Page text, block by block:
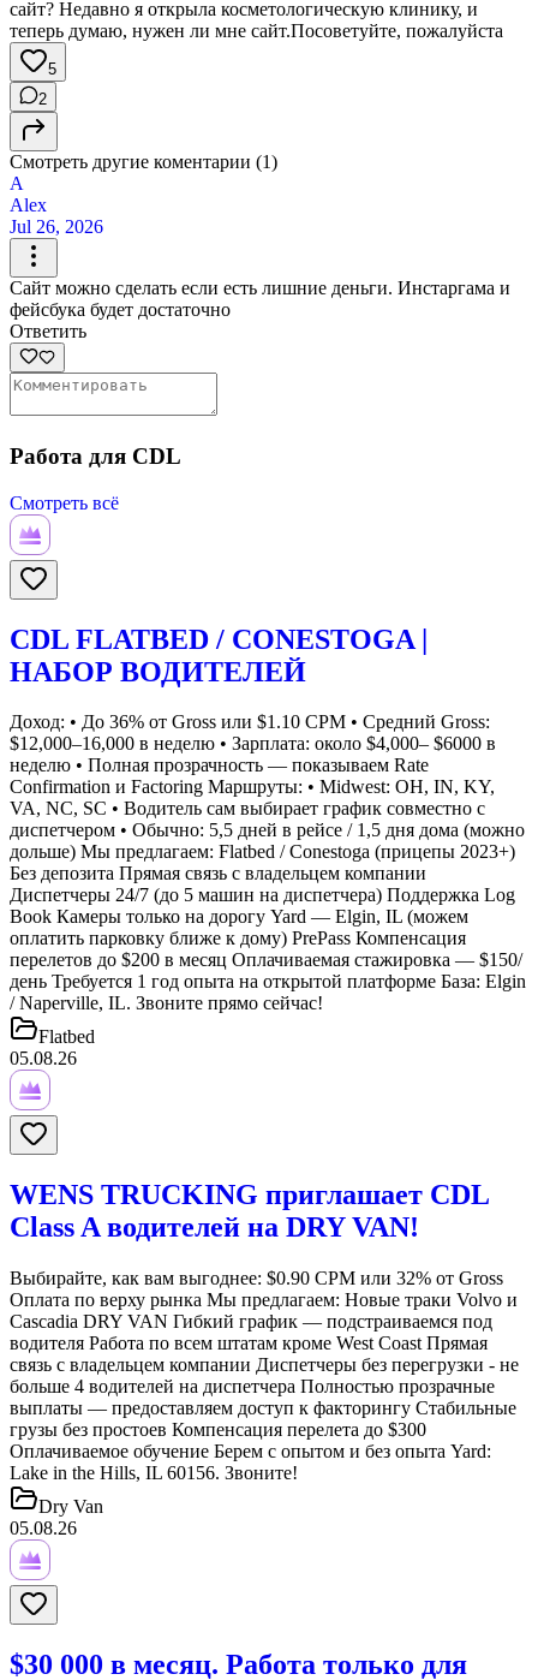
сайт? Недавно я открыла косметологическую клинику, и
теперь думаю, нужен ли мне сайт.Посоветуйте, пожалуйста
5
2
Смотреть другие коментарии (1)
A
Alex
Jul 26, 2026
Сайт можно сделать если есть лишние деньги. Инстаргама и
фейсбука будет достаточно
Ответить
Работа для CDL
Смотреть всё
CDL FLATBED / CONESTOGA |
НАБОР ВОДИТЕЛЕЙ
Доход: • До 36% от Gross или $1.10 CPM • Средний Gross:
$12,000–16,000 в неделю • Зарплата: около $4,000– $6000 в
неделю • Полная прозрачность — показываем Rate
Confirmation и Factoring Маршруты: • Midwest: OH, IN, KY,
VA, NC, SC • Водитель сам выбирает график совместно с
диспетчером • Обычно: 5,5 дней в рейсе / 1,5 дня дома (можно
дольше) Мы предлагаем: Flatbed / Conestoga (прицепы 2023+)
Без депозита Прямая связь с владельцем компании
Диспетчеры 24/7 (до 5 машин на диспетчера) Поддержка Log
Book Камеры только на дорогу Yard — Elgin, IL (можем
оплатить парковку ближе к дому) PrePass Компенсация
перелетов до $200 в месяц Оплачиваемая стажировка — $150/
день Требуется 1 год опыта на открытой платформе База: Elgin
/ Naperville, IL. Звоните прямо сейчас!
Flatbed
05.08.26
WENS TRUCKING приглашает CDL
Class A водителей на DRY VAN!
Выбирайте, как вам выгоднее: $0.90 CPM или 32% от Gross
Оплата по верху рынка Мы предлагаем: Новые траки Volvo и
Cascadia DRY VAN Гибкий график — подстраиваемся под
водителя Работа по всем штатам кроме West Coast Прямая
связь с владельцем компании Диспетчеры без перегрузки - не
больше 4 водителей на диспетчера Полностью прозрачные
выплаты — предоставляем доступ к факторингу Стабильные
грузы без простоев Компенсация перелета до $300
Оплачиваемое обучение Берем с опытом и без опыта Yard:
Lake in the Hills, IL 60156. Звоните!
Dry Van
05.08.26
$30 000 в месяц. Работа только для